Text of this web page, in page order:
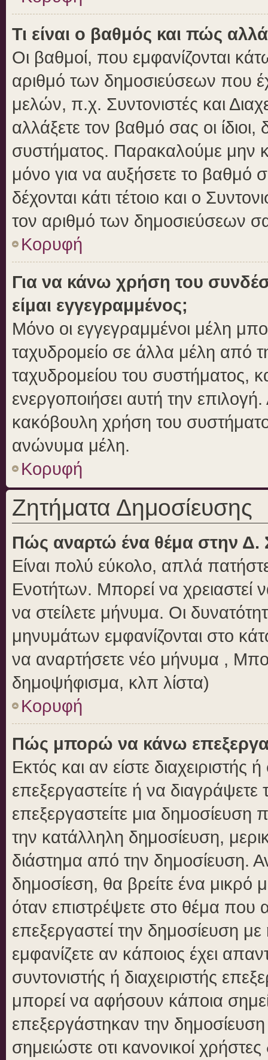
Τι είναι ο βαθμός και πώς
Οι βαθμοί, που εμφανίζονται
αριθμό των δημοσιεύσεων που
μελών, π.χ. Συντονιστές και
αλλάξετε τον βαθμό σας οι ίδιοι,
συστήματος. Παρακαλούμε μην
μόνο για να αυξήσετε το βαθμό
δέχονται κάτι τέτοιο και ο
τον αριθμό των δημοσιεύσεων
Κορυφή
Για να κάνω χρήση του
είμαι εγγεγραμμένος;
Μόνο οι εγγεγραμμένοι μέλη
ταχυδρομείο σε άλλα μέλη από
ταχυδρομείου του συστήματος,
ενεργοποιήσει αυτή την
κακόβουλη χρήση του
ανώνυμα μέλη.
Κορυφή
Ζητήματα Δημοσίευσης
Πώς αναρτώ ένα θέμα στην Δ.
Είναι πολύ εύκολο, απλά
Ενοτήτων. Μπορεί να χρειαστεί
να στείλετε μήνυμα. Οι
μηνυμάτων εμφανίζονται στο
να αναρτήσετε νέο μήνυμα ,
δημοψήφισμα, κλπ λίστα)
Κορυφή
Πώς μπορώ να κάνω
Εκτός και αν είστε διαχειριστής
επεξεργαστείτε ή να
επεξεργαστείτε μια δημοσίευση
την κατάλληλη δημοσίευση,
διάστημα από την δημοσίευση.
δημοσίεση, θα βρείτε ένα
όταν επιστρέψετε στο θέμα που
επεξεργαστεί την δημοσίευση
εμφανίζετε αν κάποιος έχει
συντονιστής ή διαχειριστής
μπορεί να αφήσουν κάποια
επεξεργάστηκαν την
σημειώστε οτι κανονικοί